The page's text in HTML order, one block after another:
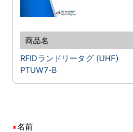
RFIDランドリータグ (UHF)
PTUW7-B
名前